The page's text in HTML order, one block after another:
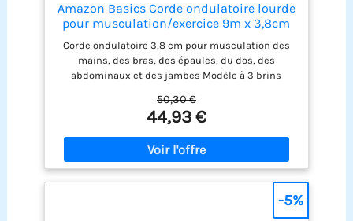
Amazon Basics Corde ondulatoire lourde
pour musculation/exercice 9m x 3,8cm
Polyester, Noir
Corde ondulatoire 3,8 cm pour musculation des
mains, des bras, des épaules, du dos, des
abdominaux et des jambes Modèle à 3 brins
; haute résistance à la traction ; ne casse pas, ne
s’effiloche pas et ne se défait pas Applications :
ondulation, traction ou exercices d’escalade.
Utilisation seule ou avec d’autres cordes
S’enroule pour l’emporter n’importe où :
portabilité et rangement compact Dimensions :
50,30 €
44,93 €
-5%